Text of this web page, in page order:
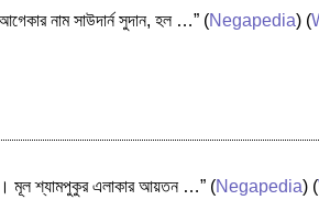
নাম সাউদার্ন সুদান, হল …” (Negapedia) (
মূল শ্যামপুকুর এলাকার আয়তন …” (Negapedia) (